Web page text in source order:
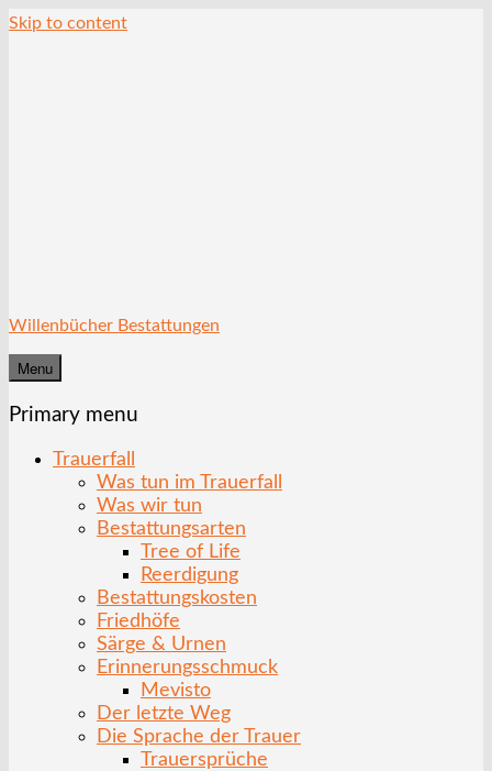
Skip to content
Willenbücher Bestattungen
Menu
Primary menu
Trauerfall
Was tun im Trauerfall
Was wir tun
Bestattungsarten
Tree of Life
Reerdigung
Bestattungskosten
Friedhöfe
Särge & Urnen
Erinnerungsschmuck
Mevisto
Der letzte Weg
Die Sprache der Trauer
Trauersprüche